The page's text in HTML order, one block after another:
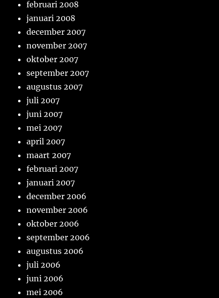
februari 2008
januari 2008
december 2007
november 2007
oktober 2007
september 2007
augustus 2007
juli 2007
juni 2007
mei 2007
april 2007
maart 2007
februari 2007
januari 2007
december 2006
november 2006
oktober 2006
september 2006
augustus 2006
juli 2006
juni 2006
mei 2006